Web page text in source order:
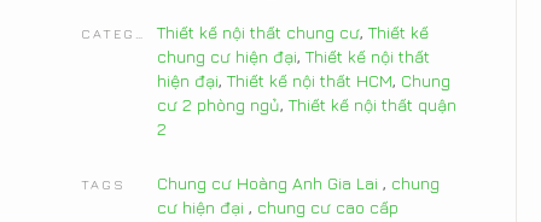
Thiết kế nội thất chung cư, Thiết kế
chung cư hiện đại, Thiết kế nội thất
hiện đại, Thiết kế nội thất HCM, Chung
cư 2 phòng ngủ, Thiết kế nội thất quận
2
TAGS Chung cư Hoàng Anh Gia Lai , chung
cư hiện đại , chung cư cao cấp